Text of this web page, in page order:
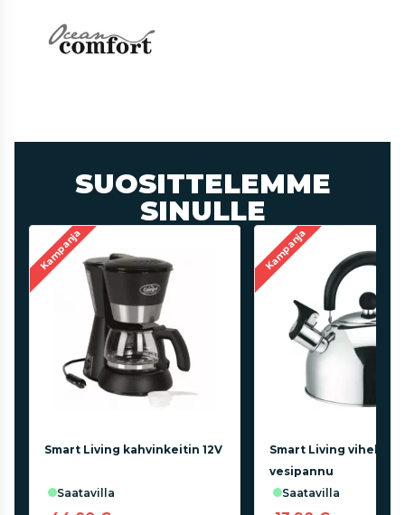
SUOSITTELEMME
SINULLE
Kampanja
Smart Living kahvinkeitin 12V
saatavilla
Kampanja
Smart Living viheltävä
vesipannu
saatavilla